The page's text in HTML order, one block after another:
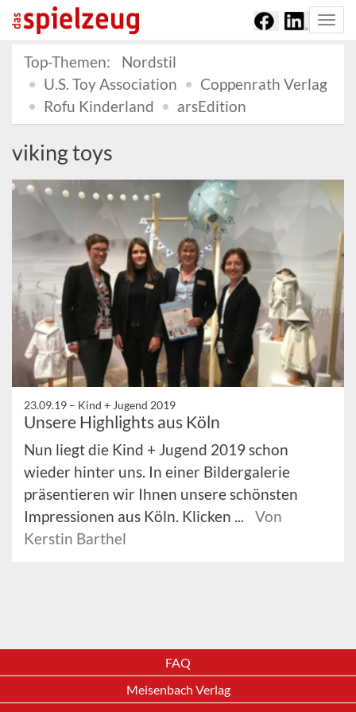
Top-Themen:
Nordstil
U.S. Toy Association
Coppenrath Verlag
Rofu Kinderland
arsEdition
viking toys
23.09.19 – Kind + Jugend 2019
Unsere Highlights aus Köln
Nun liegt die Kind + Jugend 2019 schon
wieder hinter uns. In einer Bildergalerie
präsentieren wir Ihnen unsere schönsten
Impressionen aus Köln. Klicken ...
Von
Kerstin Barthel
FAQ
Meisenbach Verlag